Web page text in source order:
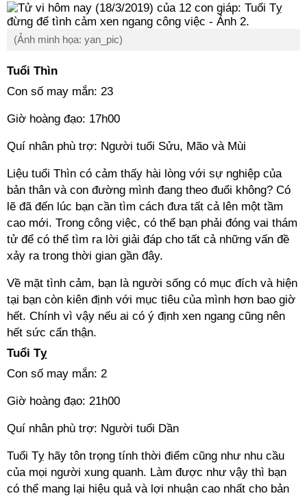
(Ảnh minh họa: yan_pic)
Tuổi Thìn
Con số may mắn: 23
Giờ hoàng đạo: 17h00
Quí nhân phù trợ: Người tuổi Sửu, Mão và Mùi
Liệu tuổi Thìn có cảm thấy hài lòng với sự nghiệp của
bản thân và con đường mình đang theo đuổi không? Có
lẽ đã đến lúc bạn cần tìm cách đưa tất cả lên một tầm
cao mới. Trong công việc, có thể bạn phải đóng vai thám
tử để có thể tìm ra lời giải đáp cho tất cả những vấn đề
xảy ra trong thời gian gần đây.
Về mặt tình cảm, bạn là người sống có mục đích và hiện
tại bạn còn kiên định với mục tiêu của mình hơn bao giờ
hết. Chính vì vậy nếu ai có ý định xen ngang cũng nên
hết sức cẩn thận.
Tuổi Tỵ
Con số may mắn: 2
Giờ hoàng đạo: 21h00
Quí nhân phù trợ: Người tuổi Dần
Tuổi Tỵ hãy tôn trọng tính thời điểm cũng như nhu cầu
của mọi người xung quanh. Làm được như vậy thì bạn
có thể mang lại hiệu quả và lợi nhuận cao nhất cho bản